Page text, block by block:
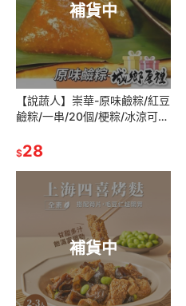
補貨中
【說蔬人】崇華-原味鹼粽/紅豆
鹼粽/一串/20個/梗粽/冰涼可口
粽界LV/素食粽子/素粽
$28
補貨中